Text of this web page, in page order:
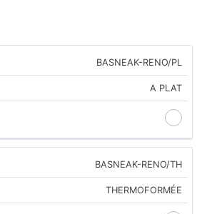
BASNEAK-RENO/PL
A PLAT
BASNEAK-RENO/TH
THERMOFORMÉE